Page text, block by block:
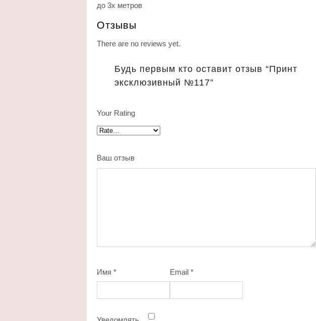
до 3х метров
Отзывы
There are no reviews yet.
Будь первым кто оставит отзыв “Принт
эксклюзивный №117”
Your Rating
Ваш отзыв
Имя * Email *